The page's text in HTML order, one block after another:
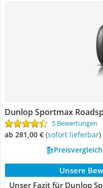
Dunlop Sportmax
5 Bewertungen
ab 281,00 € ( Sofort lieferbar)
Unsere
Unser Fazit für Dunlop